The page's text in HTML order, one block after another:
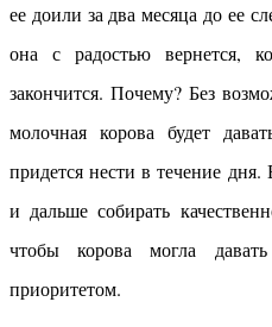
ее доили за два месяца до ее
она с радостью вернется,
закончится. Почему? Без
молочная корова будет
придется нести в течение
и дальше собирать
чтобы корова могла
приоритетом.